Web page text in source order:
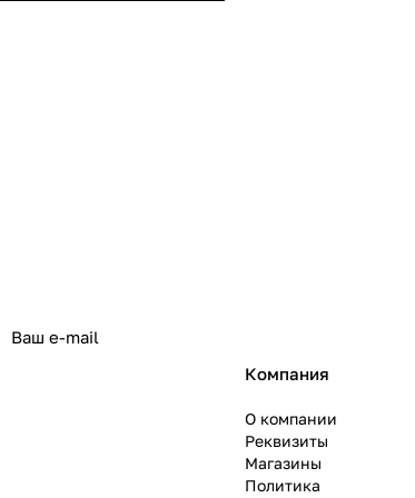
Компания
О компании
Реквизиты
Магазины
Политика